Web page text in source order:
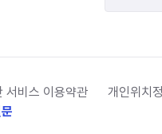
서비스 이용약관 개인위치